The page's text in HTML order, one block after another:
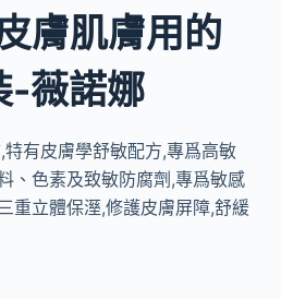
膚肌膚用的
-薇諾娜
有皮膚學舒敏配方,專爲高敏
、色素及致敏防腐劑,專爲敏感
重立體保溼,修護皮膚屏障,舒緩